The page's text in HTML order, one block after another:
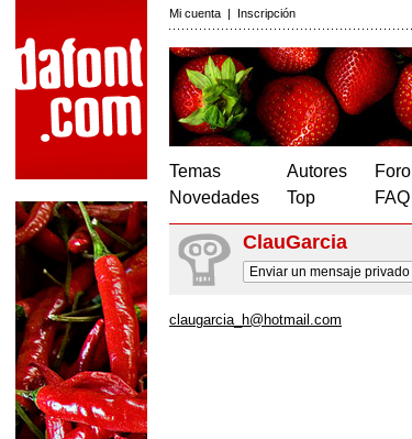
Mi cuenta | Inscripción
Temas
Novedades
Autores
Top
Foro
FAQ
ClauGarcia
Enviar un mensaje privado
claugarcia_h@hotmail.com